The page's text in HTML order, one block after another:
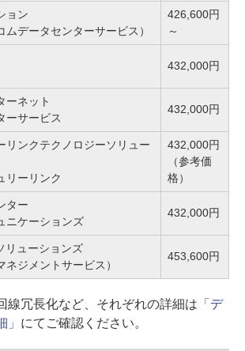
ョン
ムデータセンターサービス）
426,600円
～
432,000円
ーネット
ーサービス
432,000円
リンクテクノロジーソリュー
リーリンク
432,000円
（参考価
格）
ター
ニケーションズ
432,000円
リューションズ
ネジメントサービス）
453,600円
線冗長化など、それぞれの詳細は 「デ
にてご確認ください。